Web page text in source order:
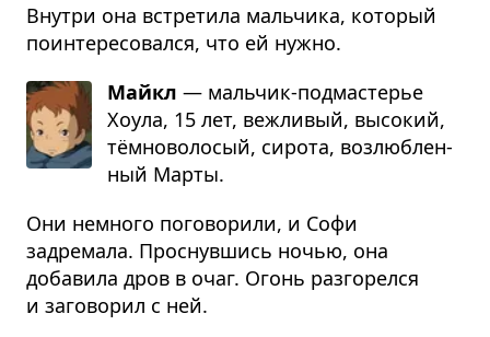
Внутри она встретила мальчика, который
поинтересовался, что ей нужно.
Майкл — маль­чик-под­ма­сте­рье
Хоула, 15 лет, веж­ли­вый, высо­кий,
тём­но­во­ло­сый, сирота, воз­люб­лен­
ный Марты.
Они немного поговорили, и Софи
задремала. Проснувшись ночью, она
добавила дров в очаг. Огонь разгорелся
и заговорил с ней.